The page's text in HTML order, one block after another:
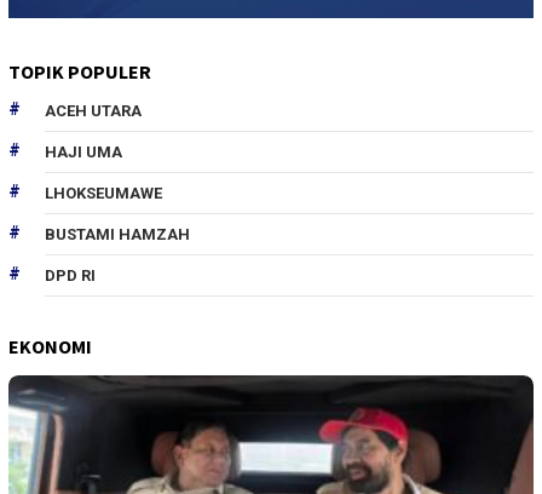
TOPIK POPULER
ACEH UTARA
HAJI UMA
LHOKSEUMAWE
BUSTAMI HAMZAH
DPD RI
EKONOMI